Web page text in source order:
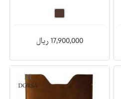
17,900,000 ریال